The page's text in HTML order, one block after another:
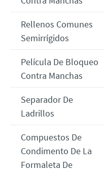
Rellenos Comunes
Semirrígidos
Película De Bloqueo
Contra Manchas
Separador De
Ladrillos
Compuestos De
Condimento De La
Formaleta De